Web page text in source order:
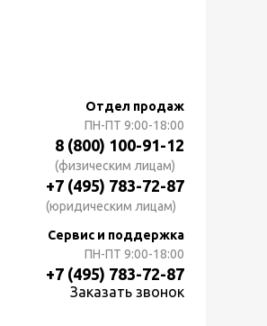
Отдел продаж
ПН-ПТ 9:00-18:00
8 (800) 100-91-12
(физическим лицам)
+7 (495) 783-72-87
(юридическим лицам)
Сервис и поддержка
ПН-ПТ 9:00-18:00
+7 (495) 783-72-87
Заказать звонок